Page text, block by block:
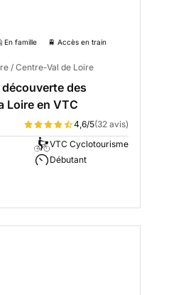
En famille 🚆 Accès en train
/ Centre-Val de Loire
découverte des
Loire en VTC
4,6/5(32 avis)
VTC Cyclotourisme
Débutant